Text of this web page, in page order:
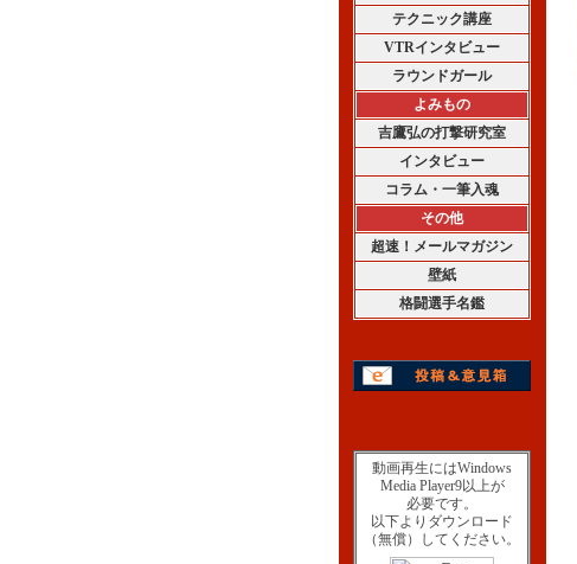
テクニック講座
VTRインタビュー
ラウンドガール
よみもの
吉鷹弘の打撃研究室
インタビュー
コラム・一筆入魂
その他
超速！メールマガジン
壁紙
格闘選手名鑑
動画再生にはWindows
Media Player9以上が
必要です。
以下よりダウンロード
（無償）してください。